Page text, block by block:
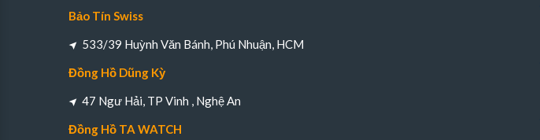
Bảo Tín Swiss
533/39 Huỳnh Văn Bánh, Phú Nhuận, HCM
Đồng Hồ Dũng Kỳ
47 Ngư Hải, TP Vinh , Nghệ An
Đồng Hồ TA WATCH